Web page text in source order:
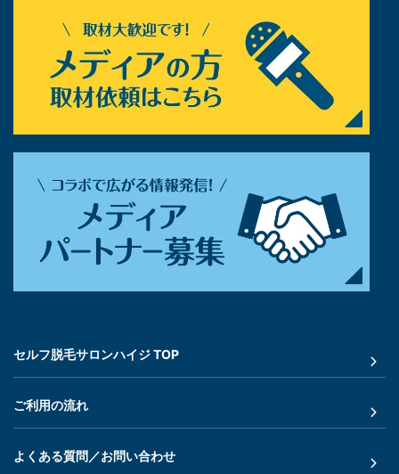
セルフ脱毛サロンハイジ TOP
ご利用の流れ
よくある質問／お問い合わせ